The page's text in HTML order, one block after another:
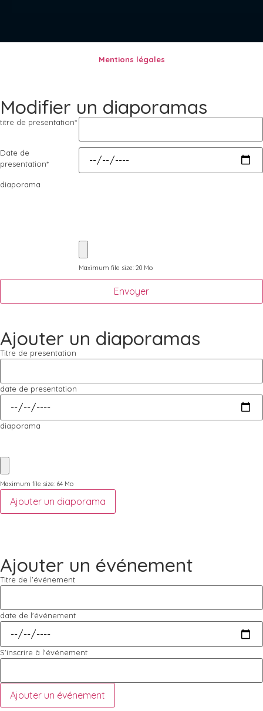
Mentions légales
Modifier un diaporamas
titre de presentation*
Date de
presentation*
diaporama
Maximum file size: 20 Mo
Envoyer
Ajouter un diaporamas
Titre de presentation
date de presentation
diaporama
Maximum file size: 64 Mo
Ajouter un diaporama
Ajouter un événement
Titre de l'événement
date de l'événement
S'inscrire à l'événement
Ajouter un événement